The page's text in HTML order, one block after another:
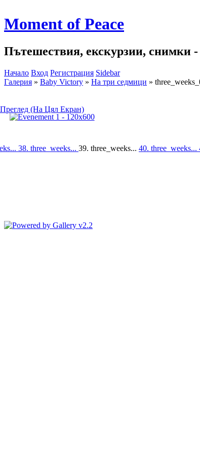
Moment of Peace
Пътешествия, екскурзии, снимки -
Начало Вход Регистрация Sidebar
Галерия » Baby Victory » На три седмици »
Преглед (На Цял Екран)
38. three_weeks... 39. three_weeks... 40. three_weeks...